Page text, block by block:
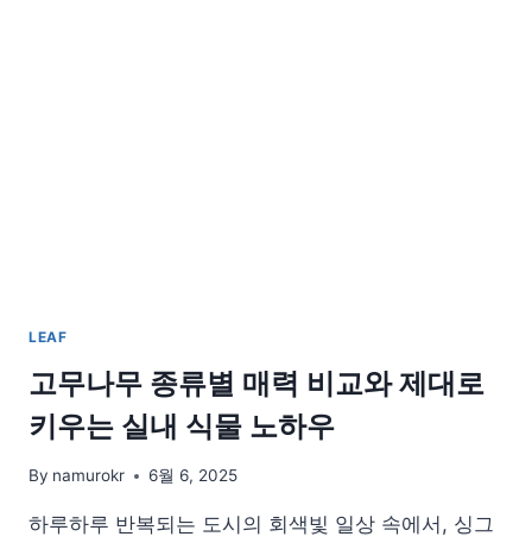
LEAF
고무나무 종류별 매력 비교와 제대로
키우는 실내 식물 노하우
By namurokr 6월 6, 2025
하루하루 반복되는 도시의 회색빛 일상 속에서, 싱그